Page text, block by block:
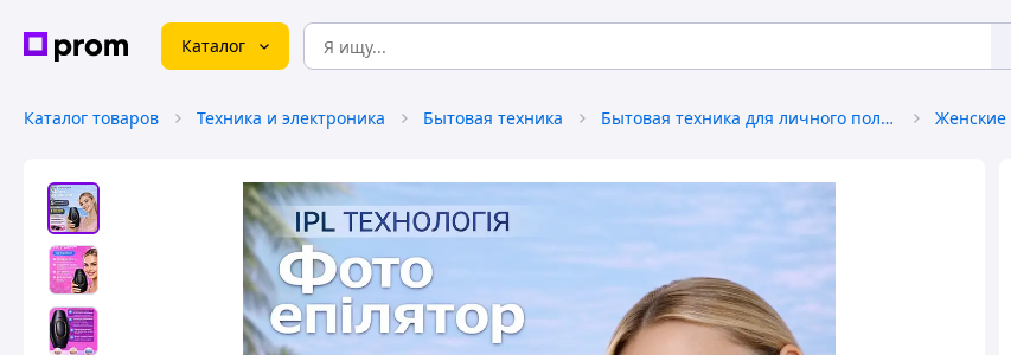
Каталог
Каталог товаров Техника и электроника Бытовая техника Бытовая техника для личного пользования